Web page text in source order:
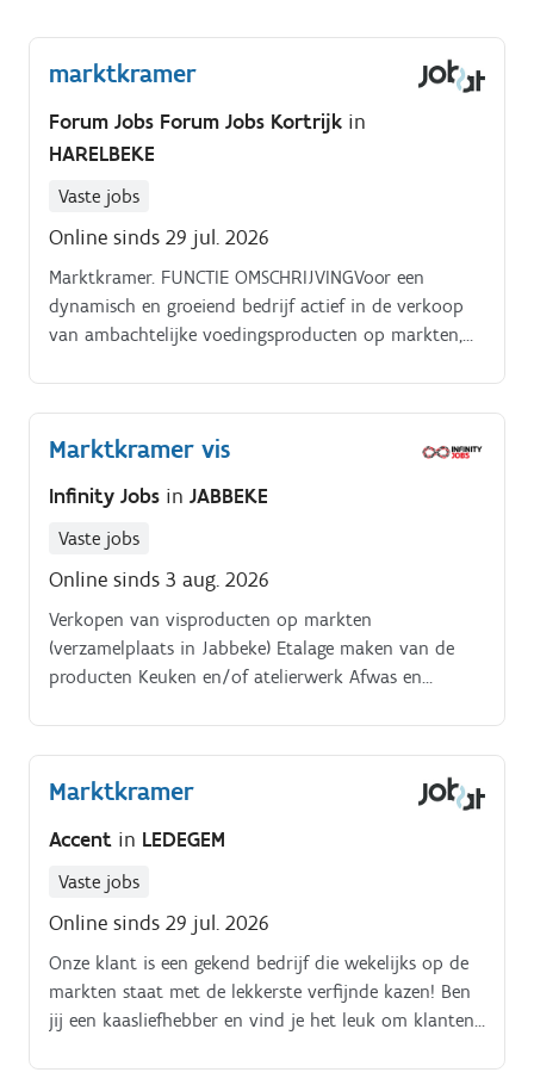
marktkramer
Forum Jobs Forum Jobs Kortrijk in
HARELBEKE
Vaste jobs
Online sinds 29 jul. 2026
Marktkramer. FUNCTIE OMSCHRIJVINGVoor een
dynamisch en groeiend bedrijf actief in de verkoop
van ambachtelijke voedingsproducten op markten,
Marktkramer vis
Infinity Jobs in JABBEKE
Vaste jobs
Online sinds 3 aug. 2026
Verkopen van visproducten op markten
(verzamelplaats in Jabbeke) Etalage maken van de
producten Keuken en/of atelierwerk Afwas en
Marktkramer
Accent in LEDEGEM
Vaste jobs
Online sinds 29 jul. 2026
Onze klant is een gekend bedrijf die wekelijks op de
markten staat met de lekkerste verfijnde kazen! Ben
jij een kaasliefhebber en vind je het leuk om klanten
zondagwerk. Veel klantencontact.